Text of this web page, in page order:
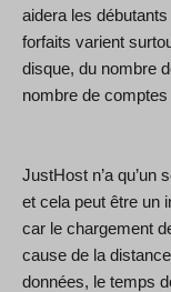
aidera les
forfaits varient
disque, du nombre
nombre de comptes
JustHost n’a qu’un
et cela peut être un
car le chargement
cause de la
données, le temps